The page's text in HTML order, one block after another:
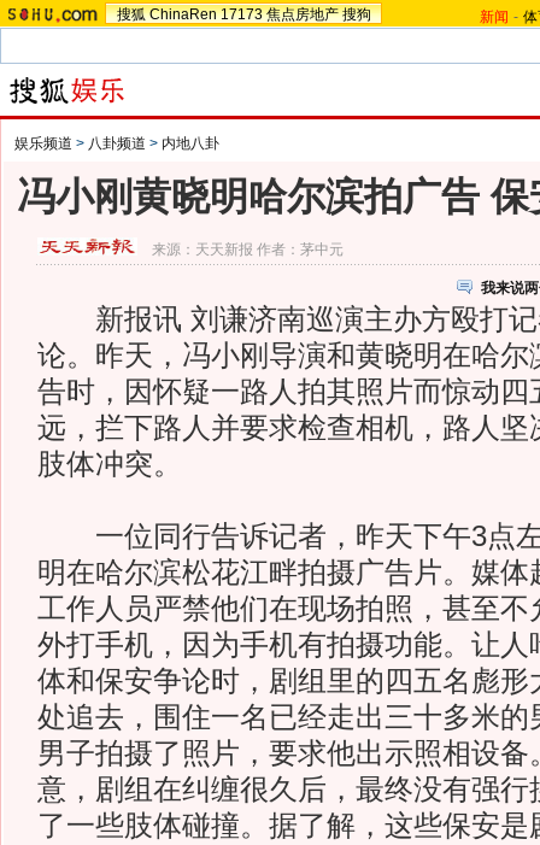
搜狐 ChinaRen 17173 焦点房地产 搜狗 新闻 -
娱乐频道 > 八卦频道 > 内地八卦
冯小刚黄晓明哈尔滨拍广告
来源： 天天新报 作者：茅中元
我来说
新报讯 刘谦济南巡演主办方殴打记
论。昨天，冯小刚导演和黄晓明在哈尔
告时，因怀疑一路人拍其照片而惊动四
远，拦下路人并要求检查相机，路人坚
肢体冲突。
一位同行告诉记者，昨天下午3点
明在哈尔滨松花江畔拍摄广告片。媒体
工作人员严禁他们在现场拍照，甚至不
外打手机，因为手机有拍摄功能。让人
体和保安争论时，剧组里的四五名彪形
处追去，围住一名已经走出三十多米的
男子拍摄了照片，要求他出示照相设
意，剧组在纠缠很久后，最终没有强行
了一些肢体碰撞。据了解，这些保安是